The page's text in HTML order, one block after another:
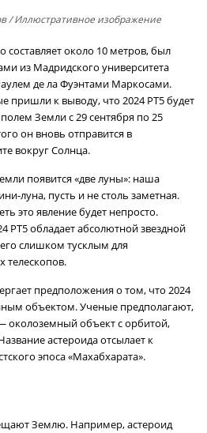
/ Иллюстративное изображение
составляет около 10 метров, был
из Мадридского университета
де ла Фуэнтами Маркосами.
пришли к выводу, что 2024 PT5 будет
Земли с 29 сентября по 25
он вновь отправится в
вокруг Солнца.
появится «две луны»: наша
луна, пусть и не столь заметная.
это явление будет непросто.
PT5 обладает абсолютной звездной
слишком тусклым для
телескопов.
предположения о том, что 2024
объектом. Ученые предполагают,
околоземный объект с орбитой,
астероида отсылает к
эпоса «Махабхарата».
Землю. Например, астероид